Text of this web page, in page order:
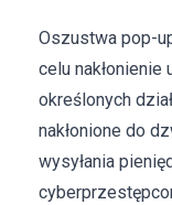
Oszustwa pop-
celu
określonych
nakłonione do
wysyłania